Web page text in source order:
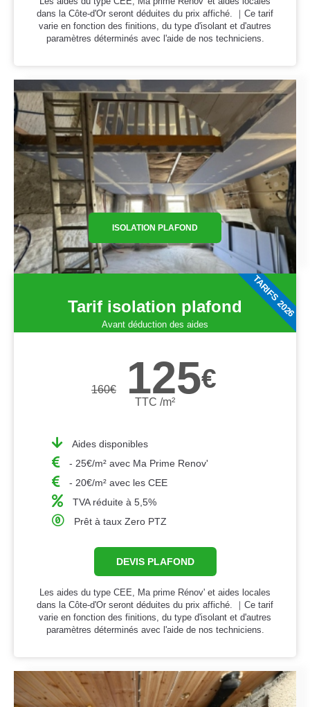
dans la Côte-d'Or seront déduites du prix affiché. ｜Ce tarif
varie en fonction des finitions, du type d'isolant et d'autres
paramètres déterminés avec l'aide de nos techniciens.
ISOLATION PLAFOND
Tarif isolation plafond
Avant déduction des aides
160€ 125€
TTC /m²
Aides disponibles
- 25€/m² avec Ma Prime Renov'
- 20€/m² avec les CEE
TVA réduite à 5,5%
Prêt à taux Zero PTZ
DEVIS PLAFOND
Les aides du type CEE, Ma prime Rénov' et aides locales
dans la Côte-d'Or seront déduites du prix affiché. ｜Ce tarif
varie en fonction des finitions, du type d'isolant et d'autres
paramètres déterminés avec l'aide de nos techniciens.
TARIFS 2026